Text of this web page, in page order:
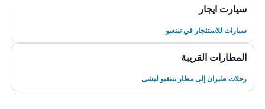
سيارت ايجار
سيارات للاستئجار في نينغبو
المطارات القريبة
رحلات طيران إلى مطار نينغبو ليشى